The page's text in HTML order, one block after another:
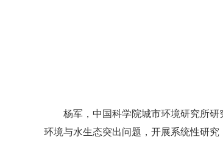
杨军，中国科学院城市环境研究所
环境与水生态突出问题，开展系统性研